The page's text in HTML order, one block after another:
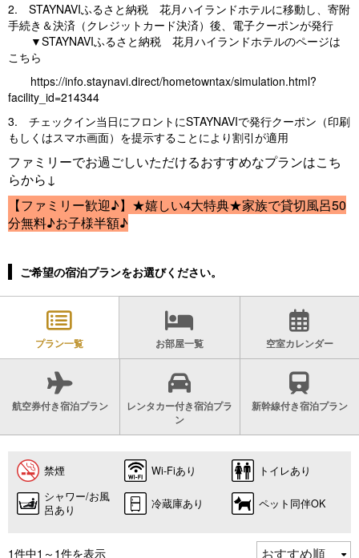
2. STAYNAVIふるさと納税 花月ハイランドホテルに移動し、寄附
手続き＆決済（クレジットカード決済）後、電子クーポンが発行
▼STAYNAVIふるさと納税 花月ハイランドホテルのページは
こちら
https://info.staynavi.direct/hometowntax/simulation.html?
facility_id=214344
3. チェックイン当日にフロントにSTAYNAVIで発行クーポン（印刷
もしくはスマホ画面）を提示することにより割引が適用
ファミリーでお過ごしいただけるおすすめなプランはこち
らから↓
【ファミリー歓迎♪】★嬉しい4大特典★家族で貸切風呂50
分無料♪お子様半額♪
ご希望の宿泊プランをお選びください。
プラン一覧 お部屋一覧 空室カレンダー
航空券付き宿泊プラン
レンタカー付き宿泊プラ
ン
新幹線付き宿泊プラン
禁煙 Wi-Fiあり
トイレあり
シャワー/お風
呂あり
冷蔵庫あり ペット同伴OK
1件中1～1件を表示